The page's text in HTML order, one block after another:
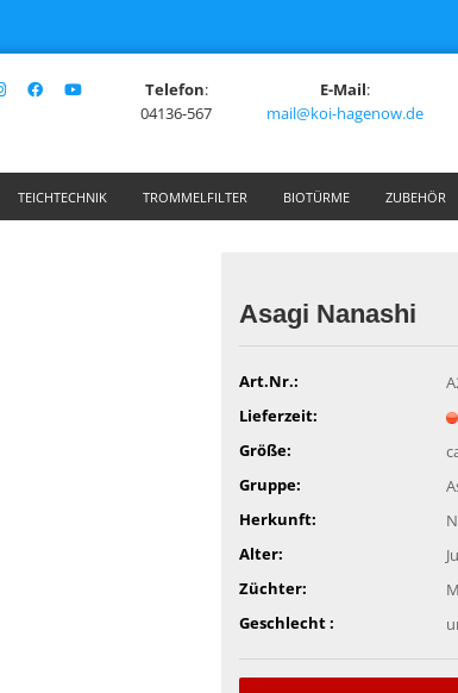
Telefon:
04136-567
E-Mail:
mail@koi-hagenow.de
TEICHTECHNIK TROMMELFILTER BIOTÜRME ZUBEHÖR
Asagi Nanashi
Art.Nr.:
Lieferzeit:
Größe:
Gruppe:
Herkunft:
Alter:
Züchter:
Geschlecht :